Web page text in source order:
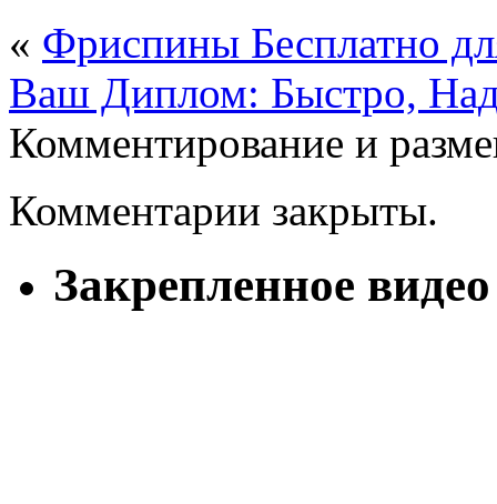
« Фриспины Бесплатно
Ваш Диплом: Быстро,
Комментирование и
Комментарии закрыты.
Закрепленное видео